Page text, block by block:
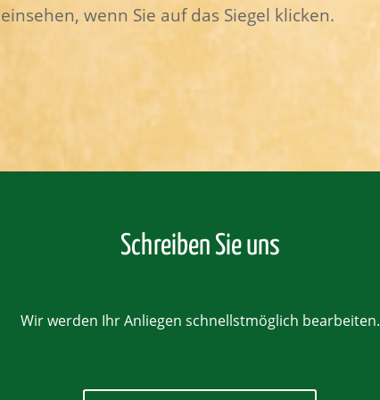
wenn Sie auf das Siegel klicken.
Schreiben Sie uns
Wir werden Ihr Anliegen schnellstmöglich bearbeiten.